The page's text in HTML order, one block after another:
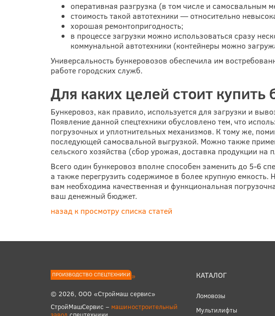
оперативная разгрузка (в том числе и самосвальным
стоимость такой автотехники — относительно
хорошая ремонтопригодность;
в процессе загрузки можно использоваться сразу
коммунальной автотехники (контейнеры можно
Универсальность бункеровозов обеспечила им
работе городских служб.
Для каких целей стоит купить
Бункеровоз, как правило, используется для загрузки и
Появление данной спецтехники обусловлено тем, что
погрузочных и уплотнительных механизмов. К тому же,
последующей самосвальной выгрузкой. Можно также
сельского хозяйства (сбор урожая, доставка продукции
Всего один бункеровоз вполне способен заменить до 5-6
а также перегрузить содержимое в более крупную емкость.
вам необходима качественная и функциональная
ваш денежный бюджет.
назад к просмотру списка статей
ПРОИЗВОДСТВО СПЕЦТЕХНИКИ
© 2026, ООО «Строймаш сервис»
СтройМашСервис – машиностроительный
КАТАЛОГ
Ломовозы
Мультилифты